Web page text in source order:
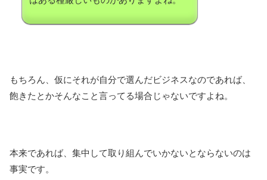
もちろん、仮にそれが自分で選んだビジネスなのであれば、
飽きたとかそんなこと言ってる場合じゃないですよね。
本来であれば、集中して取り組んでいかないとならないのは
事実です。